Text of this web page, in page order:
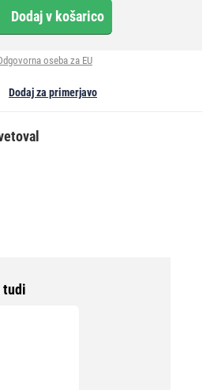
Dodaj v košarico
oseba za EU
Dodaj za primerjavo
tudi